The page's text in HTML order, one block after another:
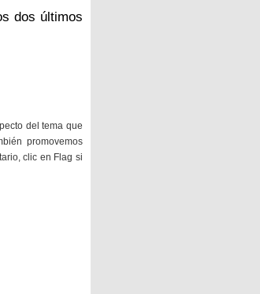
dos últimos
del tema que
promovemos
clic en Flag si